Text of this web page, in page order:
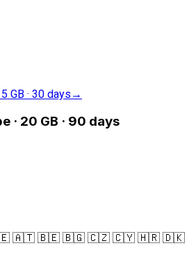
GB · 30 days →
· 20 GB · 90 days
🇦🇹 🇧🇪 🇧🇬 🇨🇿 🇨🇾 🇭🇷 🇩🇰